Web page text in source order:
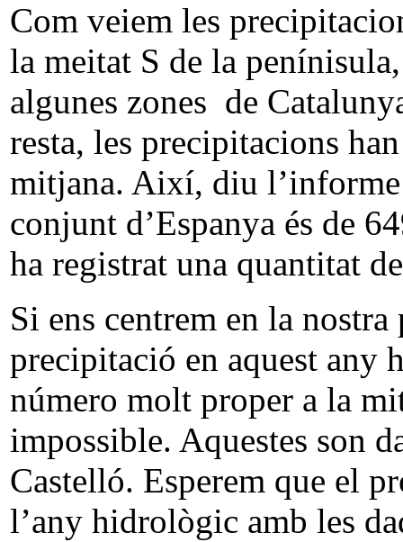
Com veiem les
la meitat S de la
algunes zones de
resta, les precipitacions
mitjana. Així, diu
conjunt d’Espanya és de
ha registrat una quantitat
Si ens centrem en la
precipitació en aquest any
número molt proper a la
impossible. Aquestes son
Castelló. Esperem que el
l’any hidrològic amb les